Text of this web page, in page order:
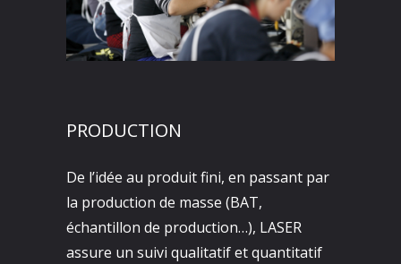
PRODUCTION
De l’idée au produit fini, en passant par
la production de masse (BAT,
échantillon de production…), LASER
assure un suivi qualitatif et quantitatif